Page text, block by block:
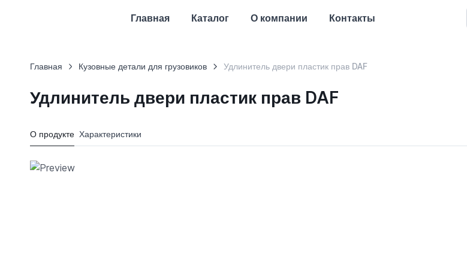
Главная Каталог О компании Контакты
Главная Кузовные детали для грузовиков Удлинитель двери пластик прав DAF
Удлинитель двери пластик прав DAF
О продукте Характеристики